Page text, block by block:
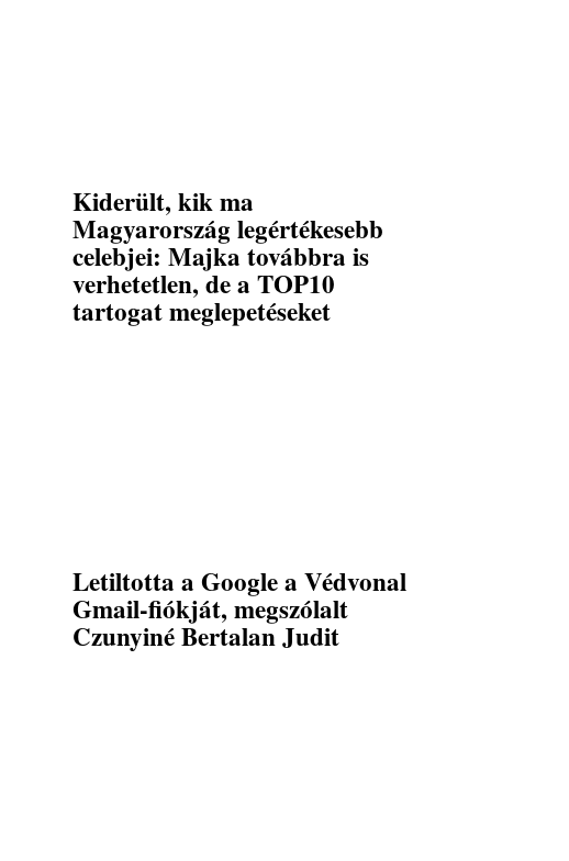
Kiderült, kik ma
Magyarország legértékesebb
celebjei: Majka továbbra is
verhetetlen, de a TOP10
tartogat meglepetéseket
Letiltotta a Google a Védvonal
Gmail-fiókját, megszólalt
Czunyiné Bertalan Judit